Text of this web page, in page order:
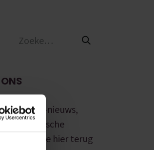
Odoo-nieuws,
en praktische
alles vind je hier terug